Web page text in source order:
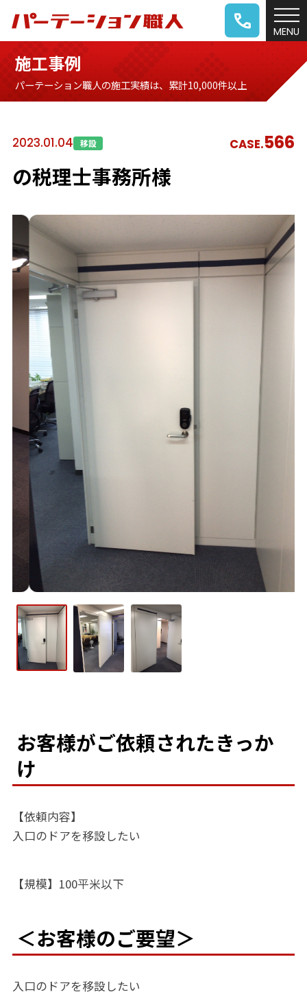
施工事例
パーテーション職人の施工実績は、累計10,000件以上
2023.01.04 移設 CASE.566
の税理士事務所様
お客様がご依頼されたきっか
け
【依頼内容】
入口のドアを移設したい
【規模】100平米以下
＜お客様のご要望＞
入口のドアを移設したい